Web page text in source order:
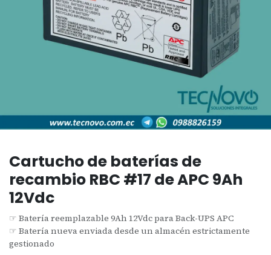
Cartucho de baterías de
recambio RBC #17 de APC 9Ah
12Vdc
☞ Batería reemplazable 9Ah 12Vdc para Back-UPS APC
☞ Batería nueva enviada desde un almacén estrictamente
gestionado